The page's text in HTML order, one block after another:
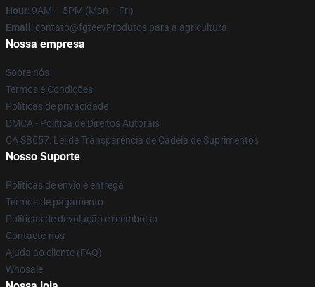
Hour: 9AM – 5PM (Mon – Fri)
Email : contato@fgteevProdutos para a agricultura
Nossa empresa
Sobre nós
Termos e Condições
Políticas de privacidade
DMCA - Política de Direitos Autorais
CA SB657: Lei de Transparência de Cadeia de Suprimentos
Nosso Suporte
Políticas de envio e entrega
Termos de pagamento
Políticas de devolução e reembolso
Contacte-nos
Ajuda ao cliente (FAQ)
Whosale